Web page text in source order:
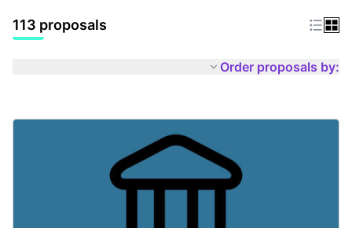
113 proposals
Order proposals by: